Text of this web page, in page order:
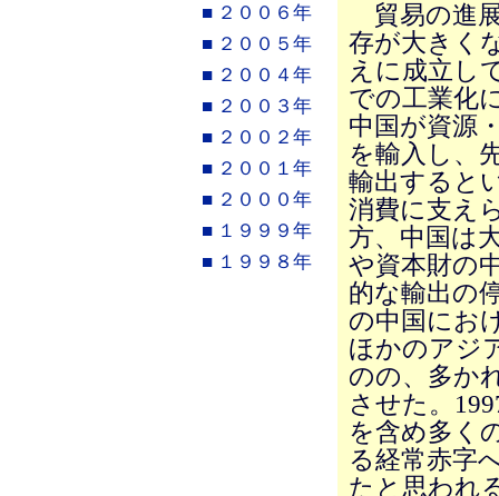
■ ２００６年
■ ２００５年
■ ２００４年
■ ２００３年
■ ２００２年
■ ２００１年
■ ２０００年
■ １９９９年
■ １９９８年
貿易の進
存が大きく
えに成立し
での工業化
中国が資源
を輸入し、
輸出すると
消費に支え
方、中国は
や資本財の
的な輸出の
の中国にお
ほかのアジ
のの、多か
させた。
を含め多く
る経常赤字
たと思われ